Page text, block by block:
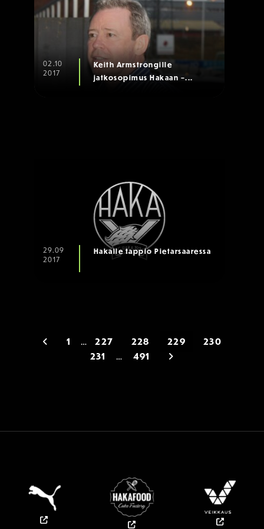
02.10
2017
Keith Armstrongille
jatkosopimus Hakaan –...
29.09
2017
Hakalle tappio Pietarsaaressa
Siirry edelliseen
1 … 227 228 229
230
231
… 491
PÄÄYHTEISTYÖKUMPPANIT